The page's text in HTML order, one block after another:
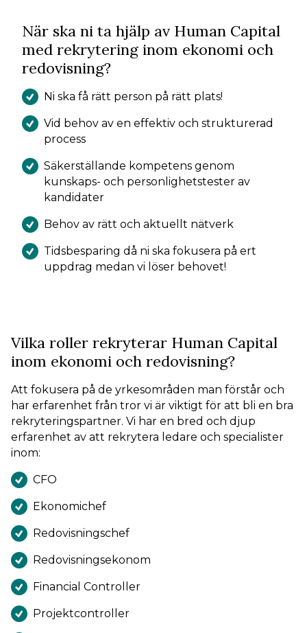
När ska ni ta hjälp av Human Capital
med rekrytering inom ekonomi och
redovisning?
Ni ska få rätt person på rätt plats!
Vid behov av en effektiv och strukturerad
process
Säkerställande kompetens genom
kunskaps- och personlighetstester av
kandidater
Behov av rätt och aktuellt nätverk
Tidsbesparing då ni ska fokusera på ert
uppdrag medan vi löser behovet!
Vilka roller rekryterar Human Capital
inom ekonomi och redovisning?
Att fokusera på de yrkesområden man förstår och
har erfarenhet från tror vi är viktigt för att bli en bra
rekryteringspartner. Vi har en bred och djup
erfarenhet av att rekrytera ledare och specialister
inom:
CFO
Ekonomichef
Redovisningschef
Redovisningsekonom
Financial Controller
Projektcontroller